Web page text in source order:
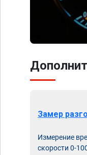
Замер
Измерение
скорости 0-